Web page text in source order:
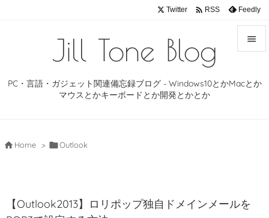
Jill Tone Blog
PC・言語・ガジェット関連備忘録ブログ - Windows10とかMacとか
マウスとかキーボードとか開発とかとか

検索
Twitter  RSS Feedly
 Home > Outlook
【Outlook2013】ロリポップ独自ドメインメールを